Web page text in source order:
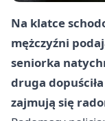
Na klatce
mężczyźni
seniorka
druga
zajmują się